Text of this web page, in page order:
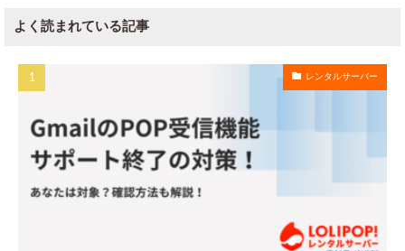
よく読まれている記事
レンタルサーバー